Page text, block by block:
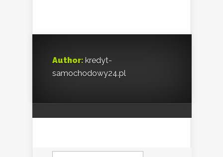
Author: kredyt-
samochodowy24.pl
Szukaj: